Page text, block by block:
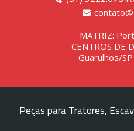
MATRIZ:
CENTROS DE
Guarulhos/
Peças para Tratores,